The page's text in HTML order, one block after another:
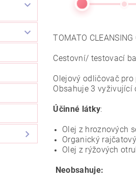
TOMATO CLEANSING
Cestovní/ testovací
Olejový odličovač
Obsahuje 3 vyživující
Účinné látky:
Olej z hroznových
Organický
Olej z rýžových
Neobsahuje: